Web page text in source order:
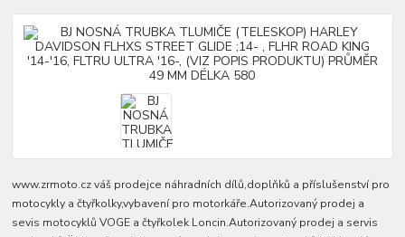
www.zrmoto.cz váš prodejce náhradních dílů,doplňků a příslušenství pro
motocykly a čtyřkolky,vybavení pro motorkáře.Autorizovaný prodej a
sevis motocyklů VOGE a čtyřkolek Loncin.Autorizovaný prodej a servis